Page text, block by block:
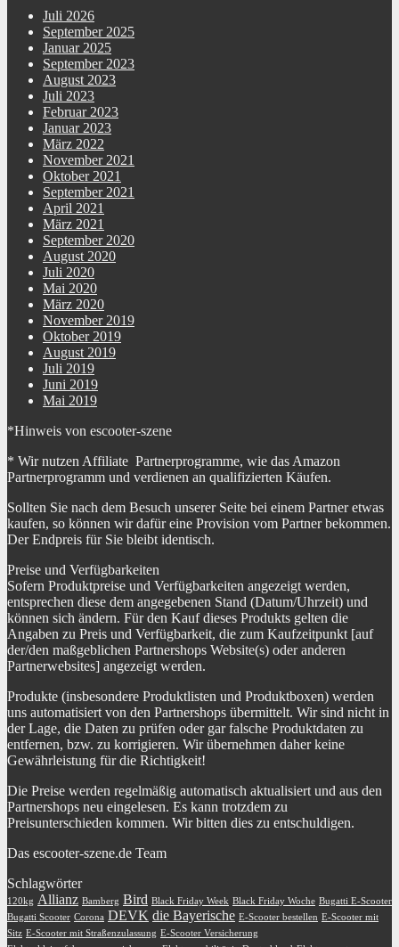
Juli 2026
September 2025
Januar 2025
September 2023
August 2023
Juli 2023
Februar 2023
Januar 2023
März 2022
November 2021
Oktober 2021
September 2021
April 2021
März 2021
September 2020
August 2020
Juli 2020
Mai 2020
März 2020
November 2019
Oktober 2019
August 2019
Juli 2019
Juni 2019
Mai 2019
*Hinweis von escooter-szene
* Wir nutzen Affiliate Partnerprogramme, wie das Amazon
Partnerprogramm und verdienen an qualifizierten Käufen.
Sollten Sie nach dem Besuch unserer Seite bei einem Partner etwas
kaufen, so können wir dafür eine Provision vom Partner bekommen.
Der Endpreis für Sie bleibt identisch.
Preise und Verfügbarkeiten
Sofern Produktpreise und Verfügbarkeiten angezeigt werden,
entsprechen diese dem angegebenen Stand (Datum/Uhrzeit) und
können sich ändern. Für den Kauf dieses Produkts gelten die
Angaben zu Preis und Verfügbarkeit, die zum Kaufzeitpunkt [auf
der/den maßgeblichen Partnershops Website(s) oder anderen
Partnerwebsites] angezeigt werden.
Produkte (insbesondere Produktlisten und Produktboxen) werden
uns automatisiert von den Partnershops übermittelt. Wir sind nicht in
der Lage, die Daten zu prüfen oder gar falsche Produktdaten zu
entfernen, bzw. zu korrigieren. Wir übernehmen daher keine
Gewährleistung für die Richtigkeit!
Die Preise werden regelmäßig automatisch aktualisiert und aus den
Partnershops neu eingelesen. Es kann trotzdem zu
Preisunterschieden kommen. Wir bitten dies zu entschuldigen.
Das escooter-szene.de Team
Schlagwörter
120kg Allianz Bamberg Bird Black Friday Week Black Friday Woche Bugatti E-Scooter
Bugatti Scooter Corona DEVK die Bayerische E-Scooter bestellen E-Scooter mit
Sitz E-Scooter mit Straßenzulassung E-Scooter Versicherung